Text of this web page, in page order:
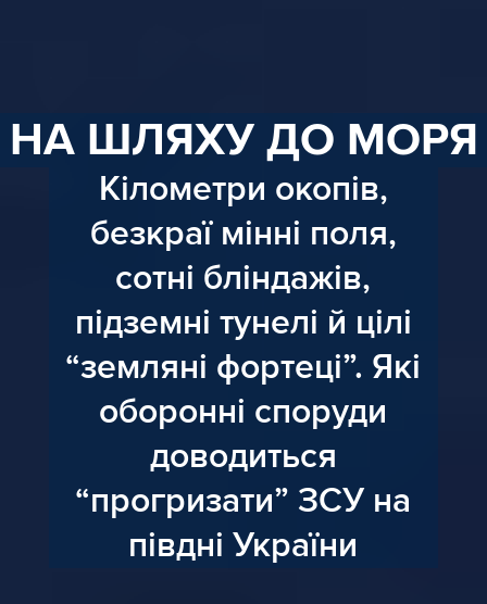
НА ШЛЯХУ ДО МОРЯ
Кілометри окопів,
безкраї мінні поля,
сотні бліндажів,
підземні тунелі й цілі
“земляні фортеці”. Які
оборонні споруди
доводиться
“прогризати” ЗСУ на
півдні України